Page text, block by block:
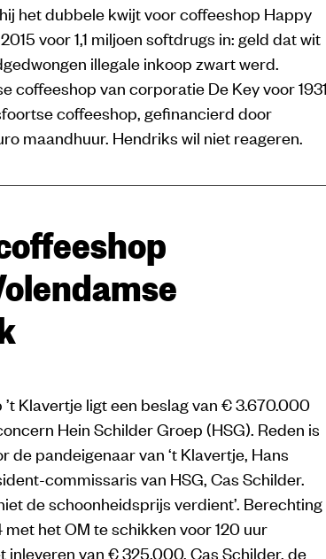
het dubbele kwijt voor coffeeshop Happy
voor 1,1 miljoen softdrugs in: geld dat wit
illegale inkoop zwart werd.
coffeeshop van corporatie De Key voor 1931
coffeeshop, gefinancierd door
maandhuur. Hendriks wil niet reageren.
Klavertje ligt een beslag van € 3.670.000
Hein Schilder Groep (HSG). Reden is
pandeigenaar van ‘t Klavertje, Hans
commissaris van HSG, Cas Schilder.
de schoonheidsprijs verdient’. Berechting
het OM te schikken voor 120 uur
van € 325.000. Cas Schilder, de